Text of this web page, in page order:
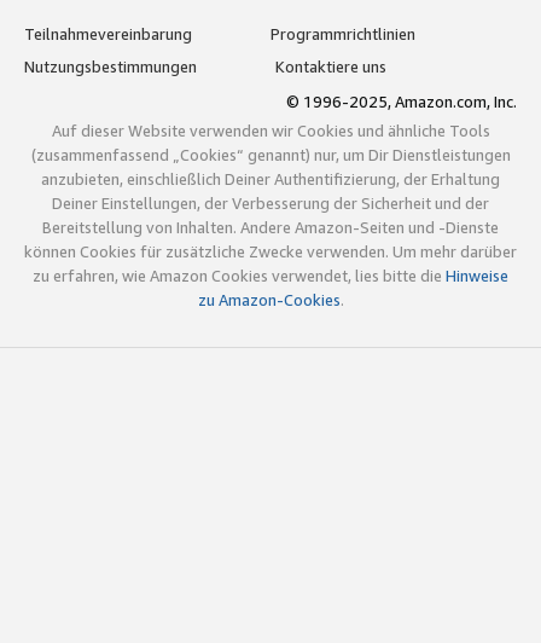
Teilnahmevereinbarung
Programmrichtlinien
Nutzungsbestimmungen
Kontaktiere uns
© 1996-2025, Amazon.com, Inc.
Auf dieser Website verwenden wir Cookies und ähnliche Tools
(zusammenfassend „Cookies“ genannt) nur, um Dir Dienstleistungen
anzubieten, einschließlich Deiner Authentifizierung, der Erhaltung
Deiner Einstellungen, der Verbesserung der Sicherheit und der
Bereitstellung von Inhalten. Andere Amazon-Seiten und -Dienste
können Cookies für zusätzliche Zwecke verwenden. Um mehr darüber
zu erfahren, wie Amazon Cookies verwendet, lies bitte die Hinweise
zu Amazon-Cookies.